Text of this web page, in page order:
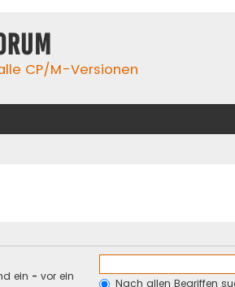
CP/M-Versionen
ein - vor ein
Nach allen Begriffen